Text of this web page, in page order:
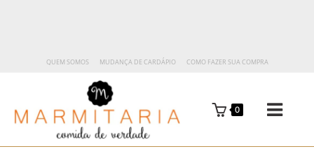
QUEM SOMOS MUDANÇA DE CARDÁPIO COMO FAZER SUA COMPRA
0